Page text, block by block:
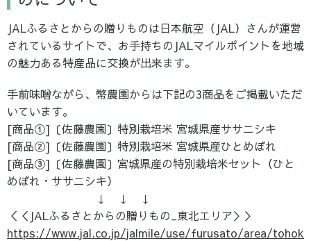
JALふるさとからの贈りものは日本航空（JAL）さんが運営
されているサイトで、お手持ちのJALマイルポイントを地域
の魅力ある特産品に交換が出来ます。
手前味噌ながら、幣農園からは下記の3商品をご掲載いただ
いています。
[商品①]〔佐藤農園〕特別栽培米 宮城県産ササニシキ
[商品②]〔佐藤農園〕特別栽培米 宮城県産ひとめぼれ
[商品③]〔佐藤農園〕宮城県産の特別栽培米セット（ひと
めぼれ・ササニシキ）
↓ ↓ ↓
＜＜JALふるさとからの贈りもの_東北エリア＞＞
https://www.jal.co.jp/jalmile/use/furusato/area/tohok